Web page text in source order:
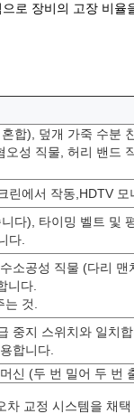
로 장비의 고장 비
합), 덮개 가죽 수분
성 직물, 허리 밴드
린에서 작동,HDTV 모
다), 타이밍 벨트 및
다.
소공성 직물 (다리 맨
니다.
것.
중지 스위치와 일치
합니다.
신 (두 번 밀어 두 번
차 교정 시스템을 채택